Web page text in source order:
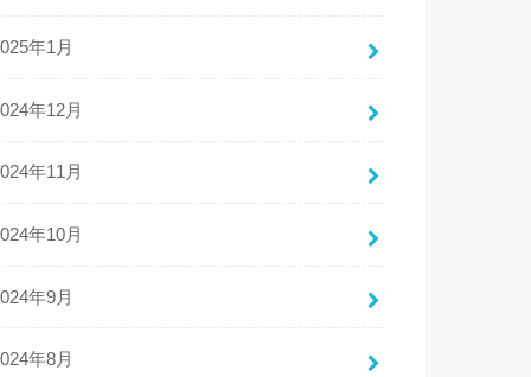
年1月
年12月
年11月
年10月
年9月
年8月